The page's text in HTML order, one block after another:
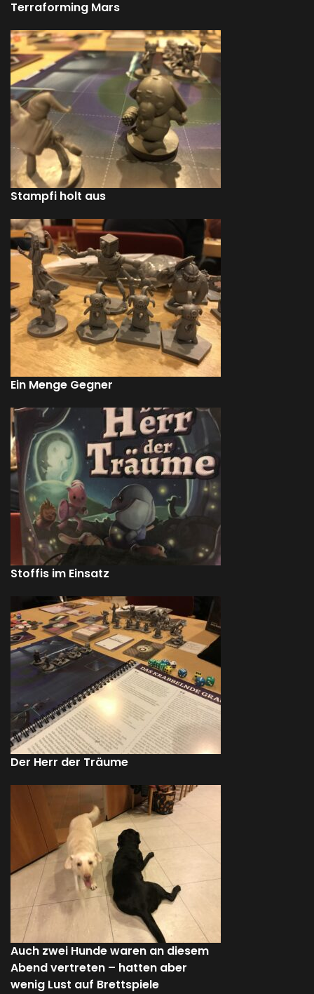
Terraforming Mars
Stampfi holt aus
Ein Menge Gegner
Stoffis im Einsatz
Der Herr der Träume
Auch zwei Hunde waren an diesem
Abend vertreten – hatten aber
wenig Lust auf Brettspiele